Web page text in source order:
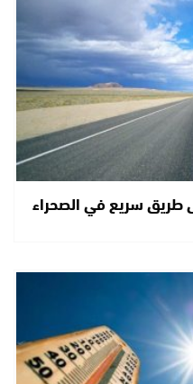
سريع في الصحراء